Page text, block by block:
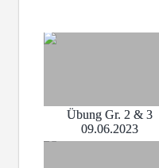
Übung Gr. 2 & 3
09.06.2023